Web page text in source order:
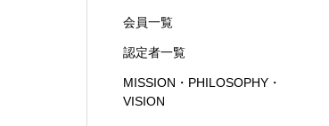
会員一覧
認定者一覧
MISSION・PHILOSOPHY・
VISION